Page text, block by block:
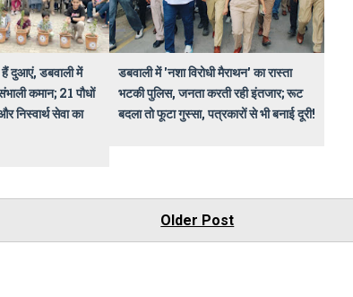
दुआएं, डबवाली में
कमान; 21 पौधों
निस्वार्थ सेवा का
डबवाली में 'नशा विरोधी मैराथन' का रास्ता
भटकी पुलिस, जनता करती रही इंतजार; रूट
बदला तो फूटा गुस्सा, पत्रकारों से भी बनाई दूरी!
Older Post